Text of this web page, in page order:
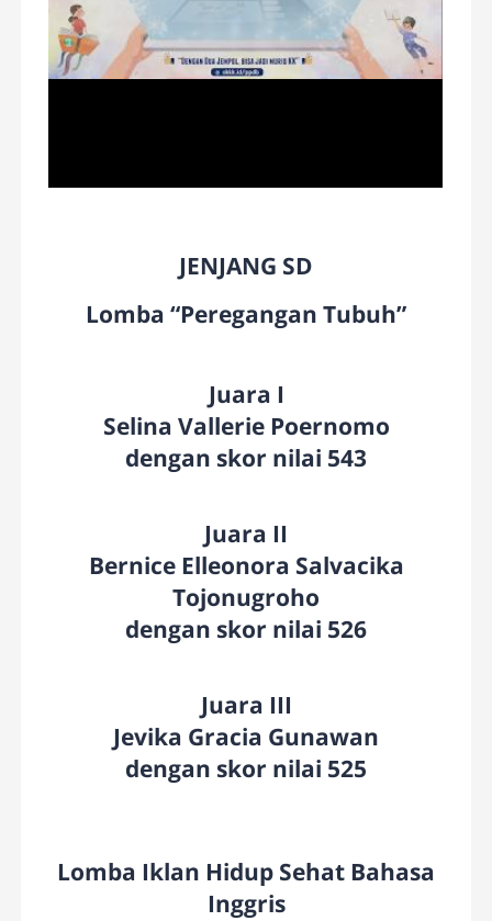
JENJANG SD
Lomba “Peregangan Tubuh”
Juara I
Selina Vallerie Poernomo
dengan skor nilai 543
Juara II
Bernice Elleonora Salvacika
Tojonugroho
dengan skor nilai 526
Juara III
Jevika Gracia Gunawan
dengan skor nilai 525
Lomba Iklan Hidup Sehat Bahasa
Inggris